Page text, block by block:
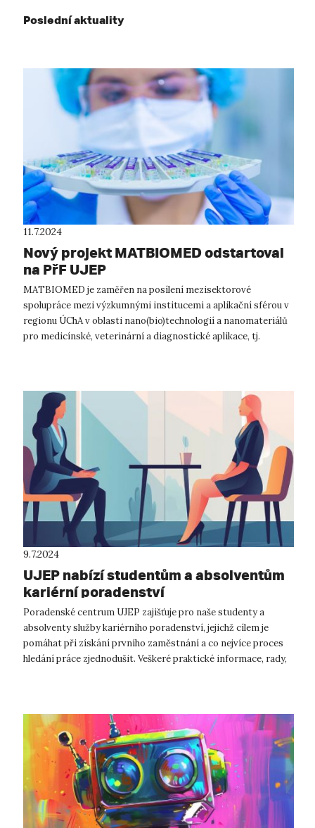
Poslední aktuality
11.7.2024
Nový projekt MATBIOMED odstartoval
na PřF UJEP
MATBIOMED je zaměřen na posílení mezisektorové
spolupráce mezi výzkumnými institucemi a aplikační sférou v
regionu ÚChA v oblasti nano(bio)technologií a nanomateriálů
pro medicínské, veterinární a diagnostické aplikace, tj.
9.7.2024
UJEP nabízí studentům a absolventům
kariérní poradenství
Poradenské centrum UJEP zajišťuje pro naše studenty a
absolventy služby kariérního poradenství, jejichž cílem je
pomáhat při získání prvního zaměstnání a co nejvíce proces
hledání práce zjednodušit. Veškeré praktické informace, rady,